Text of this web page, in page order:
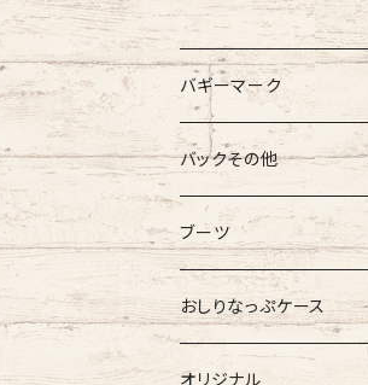
バギーマーク
バギーマーク
バギーマーク
吸盤付バギーマーク
バギーマークミニ
吸盤バギーマーク
バギーマークミニ
バギーマークプチ
バギーマークプチ ボールチ
吸盤バギーマーク
バックその他
バギーポケット
バギーポケット レギュラー
バギーポケット 大
チャーム
バギーチャーム
診察ファイルバック
ブーツ
オリジナル
Sサイズ
ブーツ
おしりなっぷケース
おしりナップケース 縦型
オリジナル